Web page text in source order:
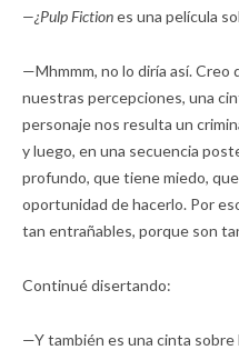
—¿Pulp Fictiones una película
—Mhmmm, no lo diría así. Creo
nuestras percepciones, una
personaje nos resulta un
y luego, en una secuencia
profundo, que tiene miedo,
oportunidad de hacerlo. Por
tan entrañables, porque son
Continué disertando:
—Y también es una cinta